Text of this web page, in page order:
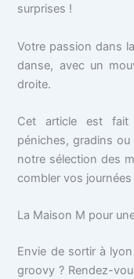
surprises !
Votre passion dans
danse, avec un
droite.
Cet article est fait
péniches, gradins
notre sélection des
combler vos
La Maison M pour
Envie de sortir à
groovy ? Rendez-